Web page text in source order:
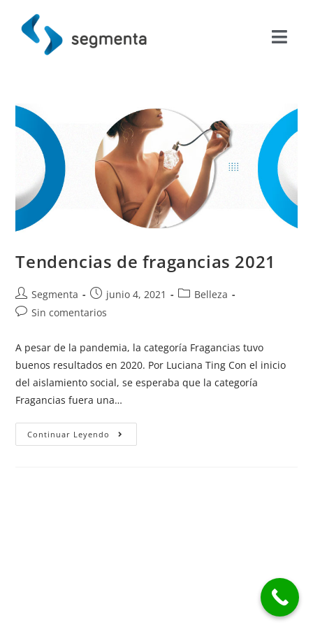
Tendencias de fragancias 2021
Segmenta junio 4, 2021
Belleza
Sin comentarios
A pesar de la pandemia, la categoría Fragancias tuvo
buenos resultados en 2020. Por Luciana Ting Con el inicio
del aislamiento social, se esperaba que la categoría
Fragancias fuera una…
Continuar Leyendo